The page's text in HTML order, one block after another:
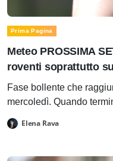
Prima Pagina
Meteo PROSSIMA
roventi soprattutto
Fase bollente che
mercoledì. Quando
Elena Rava